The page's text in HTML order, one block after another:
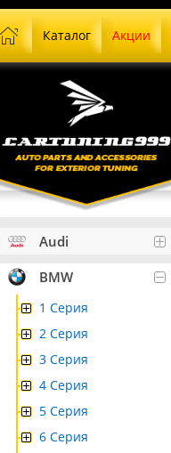
Каталог Акции
Audi
BMW
1 Серия
2 Серия
3 Серия
4 Серия
5 Серия
6 Серия